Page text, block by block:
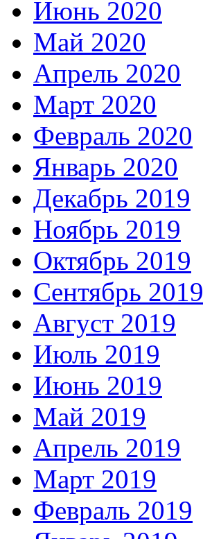
Июнь 2020
Май 2020
Апрель 2020
Март 2020
Февраль 2020
Январь 2020
Декабрь 2019
Ноябрь 2019
Октябрь 2019
Сентябрь 2019
Август 2019
Июль 2019
Июнь 2019
Май 2019
Апрель 2019
Март 2019
Февраль 2019